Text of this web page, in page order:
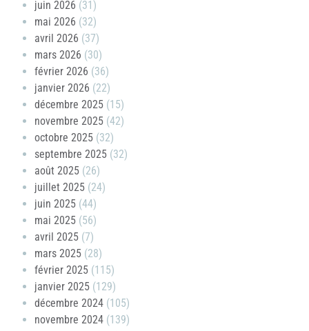
juin 2026 (31)
mai 2026 (32)
avril 2026 (37)
mars 2026 (30)
février 2026 (36)
janvier 2026 (22)
décembre 2025 (15)
novembre 2025 (42)
octobre 2025 (32)
septembre 2025 (32)
août 2025 (26)
juillet 2025 (24)
juin 2025 (44)
mai 2025 (56)
avril 2025 (7)
mars 2025 (28)
février 2025 (115)
janvier 2025 (129)
décembre 2024 (105)
novembre 2024 (139)